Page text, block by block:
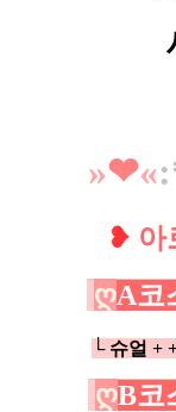
»❤︎«
❥ 아
ღA코
└ 슈얼 +
ღB코